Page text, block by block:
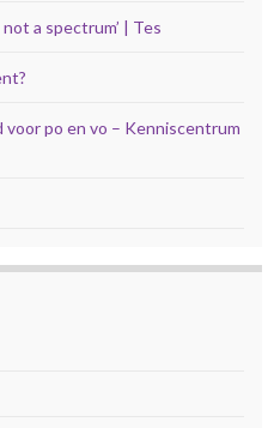
a spectrum’ | Tes
voor po en vo – Kenniscentrum